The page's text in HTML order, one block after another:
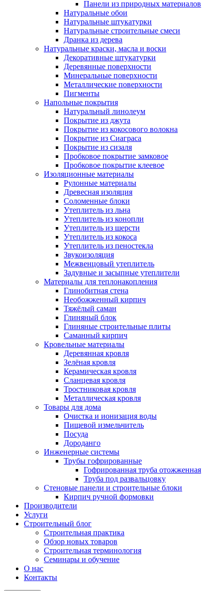
Панели из природных материалов
Натуральные обои
Натуральные штукатурки
Натуральные строительные смеси
Дранка из дерева
Натуральные краски, масла и воски
Декоративные штукатурки
Деревянные поверхности
Минеральные поверхности
Металлические поверхности
Пигменты
Напольные покрытия
Натуральный линолеум
Покрытие из джута
Покрытие из кокосового волокна
Покрытие из Сиаграса
Покрытие из сизаля
Пробковое покрытие замковое
Пробковое покрытие клеевое
Изоляционные материалы
Рулонные материалы
Древесная изоляция
Соломенные блоки
Утеплитель из льна
Утеплитель из конопли
Утеплитель из шерсти
Утеплитель из кокоса
Утеплитель из пеностекла
Звукоизоляция
Межвенцовый утеплитель
Задувные и засыпные утеплители
Материалы для теплонакопления
Глинобитная стена
Необожженный кирпич
Тяжёлый саман
Глиняный блок
Глиняные строительные плиты
Саманный кирпич
Кровельные материалы
Деревянная кровля
Зелёная кровля
Керамическая кровля
Сланцевая кровля
Тростниковая кровля
Металлическая кровля
Товары для дома
Очистка и ионизация воды
Пищевой измельчитель
Посуда
Дороданго
Инженерные системы
Трубы гофрированные
Гофрированная труба отожженная
Труба под развальцовку
Стеновые панели и строительные блоки
Кирпич ручной формовки
Производители
Услуги
Строительный блог
Строительная практика
Обзор новых товаров
Строительная терминология
Семинары и обучение
О нас
Контакты